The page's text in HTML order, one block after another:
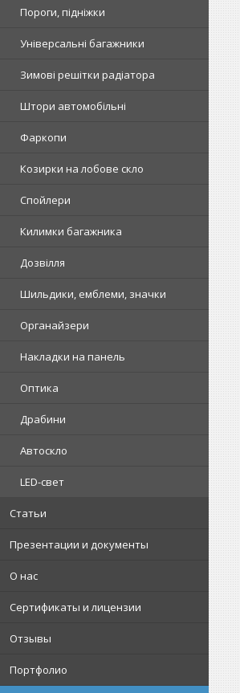
Пороги, підніжки
Універсальні багажники
Зимові решітки радіатора
Штори автомобільні
Фаркопи
Козирки на лобове скло
Спойлери
Килимки багажника
Дозвілля
Шильдики, емблеми, значки
Органайзери
Накладки на панель
Оптика
Драбини
Автоскло
LED-свет
Статьи
Презентации и документы
О нас
Сертификаты и лицензии
Отзывы
Портфолио